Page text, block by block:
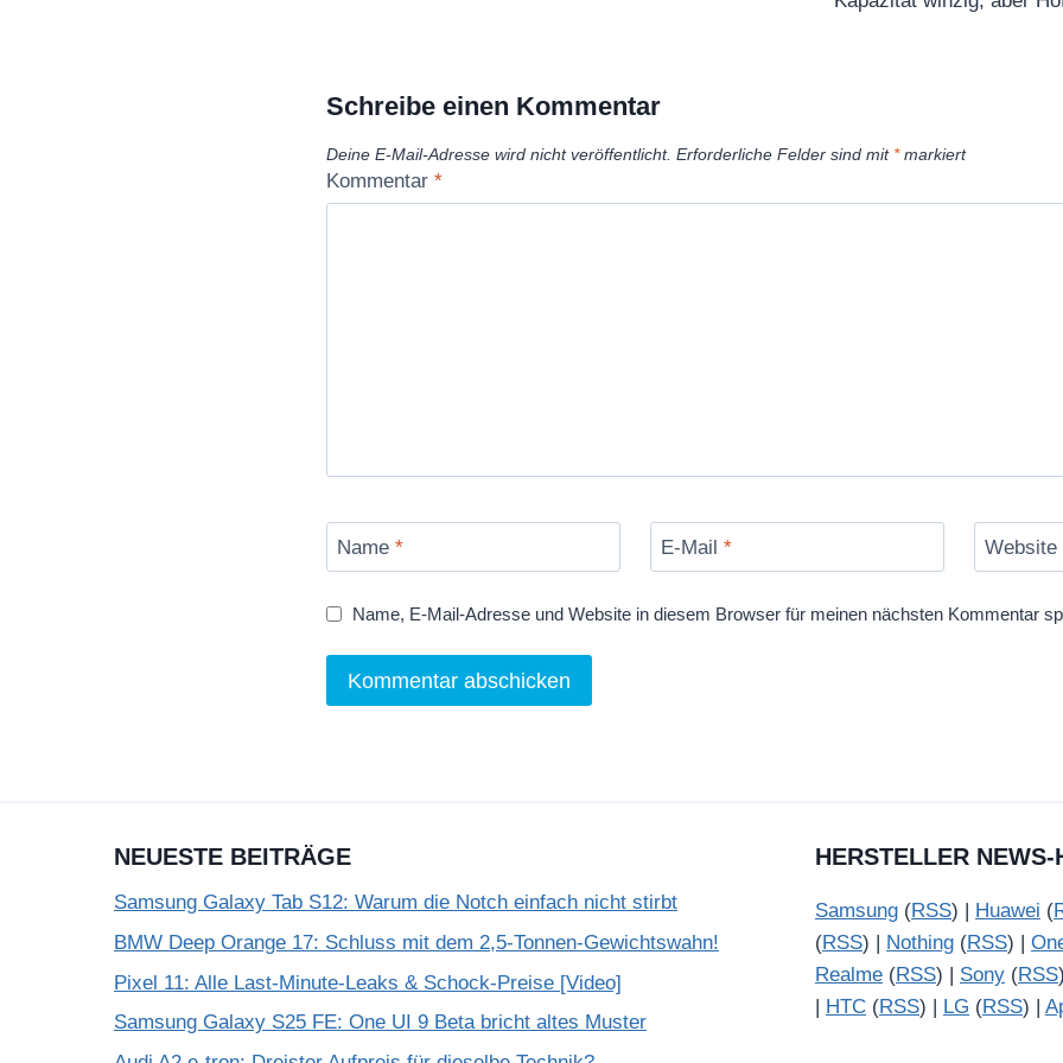
Schreibe einen Kommentar
Deine E-Mail-Adresse wird nicht veröffentlicht. Erforderliche Felder sind mit *markiert
Kommentar *
Name * E-Mail * Website
Name, E-Mail-Adresse und Website in diesem Browser für meinen nächsten Kommentar
NEUESTE BEITRÄGE
Samsung Galaxy Tab S12: Warum die Notch einfach nicht stirbt
BMW Deep Orange 17: Schluss mit dem 2,5-Tonnen-Gewichtswahn!
Pixel 11: Alle Last-Minute-Leaks & Schock-Preise [Video]
Samsung Galaxy S25 FE: One UI 9 Beta bricht altes Muster
HERSTELLER NEWS-
Samsung (RSS) | Huawei (
(RSS) | Nothing (RSS) |
Realme (RSS) | Sony (RSS
| HTC (RSS) | LG (RSS) |